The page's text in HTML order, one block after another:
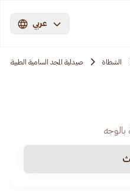
عربي
الشظاة صيدلية المجد السامية الطبية